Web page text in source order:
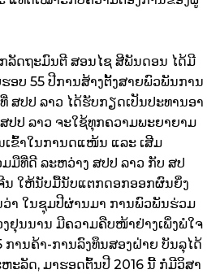
ລັດຖະມົນຕີ ສອນ​ໄຊ ສີ​ພັນ​ດອນ ໄດ້​ມີ​
ອບ 55 ປີ​ການ​ສ້າງຕັ້ງສາຍ​ພົວພັນ​ການ​
ສປປ ລາວ ​ໄດ້​ຮັບ​ກຽດ​ເປັນ​ປະທານອາ
ປປ ລາວ ຈະ​ໃຊ້​ທຸກ​ຄວາມ​ພະຍາຍາມ​
ເຂົ້າ​ໃນ​ການດ​ແໜ້ນ ​ແລະ ​ເສີມ​
ມື​ທີ່​ດີ ລະຫວ່າງ ສປປ ລາວ ກັບ ສປ
ນ ​ໃຫ້​ນັບ​ມື້ນັບ​ແຕກ​ດອກ​ອອກ​ຜົນ​ຍິ່ງ​
ວ່າ ​ໃນ​ຊຸມ​ປີຜ່ານມາ ການ​ພົວພັນ​ຮ່ວມ​
ຢຸນນານ ມີ​ຄວາມ​ຄືບໜ້າຢ່າງ​ເພິ່ງ​ພໍ​ໃຈ
ການ​ຄ້າ-ການ​ລົງທຶນ​ສອງ​ຝ່າຍ ບັນລຸ​ໄດ້
ະລັດ, ມາ​ຮອດ​ຕົ້ນປີ 2016 ນີ້ ກໍ່ມີ​ວິ​ສາ​